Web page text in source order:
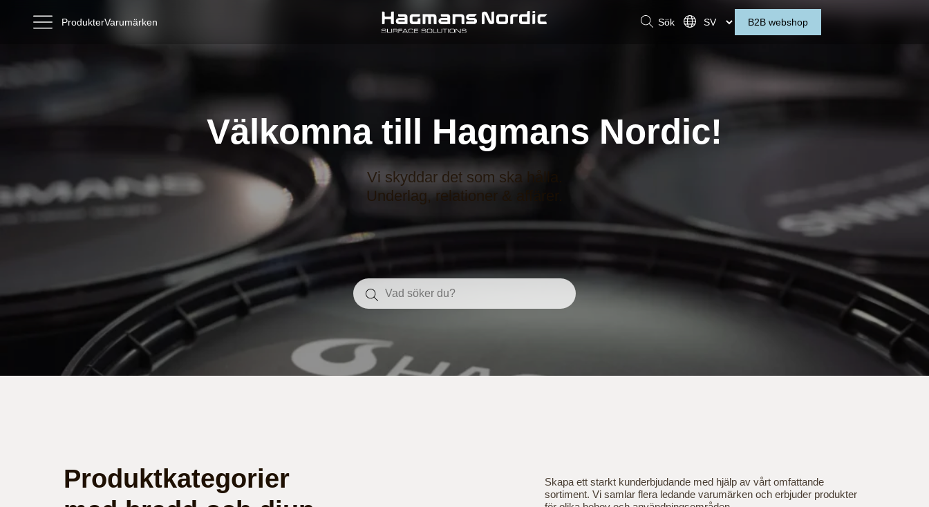
ProdukterVarumärken Sök B2B webshop
Välkomna till Hagmans Nordic!
Vi skyddar det som ska hålla.
Underlag, relationer & affärer.
Sök
Produktkategorier
Skapa ett starkt kunderbjudande med hjälp av vårt omfattande
sortiment. Vi samlar flera ledande varumärken och erbjuder produkter